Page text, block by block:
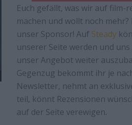
Euch gefällt, was wir auf film-
machen und wollt noch
unser Sponsor! Auf Steady
unserer Seite werden und
unser Angebot weiter
Gegenzug bekommt ihr je
Newsletter, nehmt an
teil, könnt Rezensionen
auf der Seite verewigen.